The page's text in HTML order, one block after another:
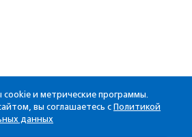
и метрические программы.
вы соглашаетесь с Политикой
данных